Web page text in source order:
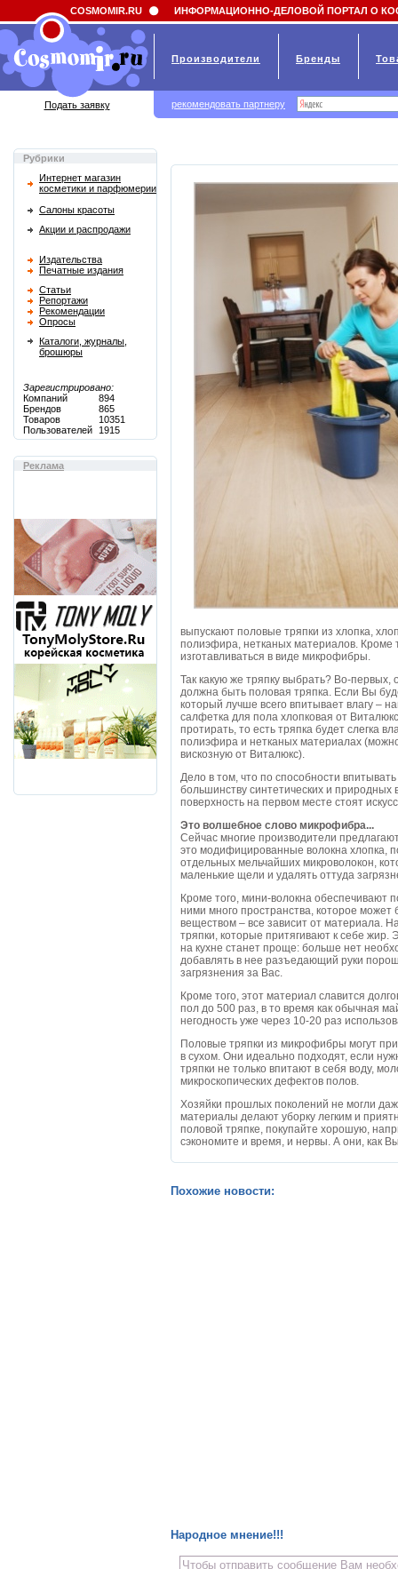
Field 'news_title' doesn't have a default value
Рубрики
Интернет магазин
косметики и парфюмерии
Салоны красоты
Акции и распродажи
Издательства
Печатные издания
Статьи
Репортажи
Рекомендации
Опросы
Каталоги, журналы,
брошюры
Зарегистрировано:
Компаний
894
Брендов
865
Товаров
10351
Пользователей
1915
Реклама
выпускают половые тряпки из хлопка,
полиэфира, нетканых материалов. Кроме
изготавливаться в виде микрофибры.
Так какую же тряпку выбрать? Во-первых,
должна быть половая тряпка. Если Вы
который лучше всего впитывает влагу –
салфетка для пола хлопковая от
протирать, то есть тряпка будет слегка
полиэфира и нетканых материалах
вискозную от Виталюкс).
Дело в том, что по способности
большинству синтетических и
поверхность на первом месте стоят
Это волшебное слово микрофибра...
Сейчас многие производители
это модифицированные волокна хлопка,
отдельных мельчайших микроволокон,
маленькие щели и удалять оттуда
Кроме того, мини-волокна
ними много пространства, которое
веществом – все зависит от материала.
тряпки, которые притягивают к себе жир.
на кухне станет проще: больше нет
добавлять в нее разъедающий руки
загрязнения за Вас.
Кроме того, этот материал славится
пол до 500 раз, в то время как обычная
негодность уже через 10-20 раз
Половые тряпки из микрофибры могут
в сухом. Они идеально подходят, если
тряпки не только впитают в себя воду,
микроскопических дефектов полов.
Хозяйки прошлых поколений не могли
материалы делают уборку легким и
половой тряпке, покупайте хорошую,
сэкономите и время, и нервы. А они, как
Похожие новости:
Народное мнение!!!
COSMOMIR.RU ИНФОРМАЦИОННО-ДЕЛОВОЙ ПОРТАЛ О
Производители Бренды
Подать заявку рекомендовать партнеру